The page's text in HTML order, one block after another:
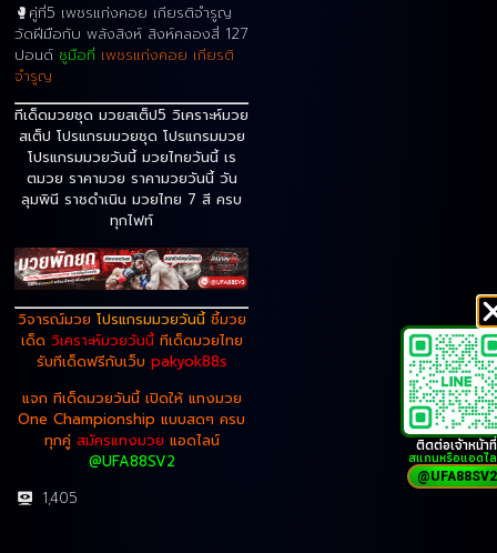
🥊คู่ที่5 เพชรแก่งคอย เกียรติจำรูญ
วัดฝีมือกับ พลังสิงห์ สิงห์คลองสี่ 127
ปอนด์ ชูมือที่ เพชรแก่งคอย เกียรติ
จำรูญ
ทีเด็ดมวยชุด มวยสเต็ป5 วิเคราะห์มวย
สเต็ป โปรแกรมมวยชุด โปรแกรมมวย
โปรแกรมมวยวันนี้ มวยไทยวันนี้ เร
ตมวย ราคามวย ราคามวยวันนี้ วัน
ลุมพินี ราชดำเนิน มวยไทย 7 สี ครบ
ทุกไฟท์
วิจารณ์มวย โปรแกรมมวยวันนี้ชี้มวย
เด็ด วิเคราะห์มวยวันนี้ทีเด็ดมวยไทย
รับทีเด็ดฟรีกับเว็บ pakyok88s
แจก ทีเด็ดมวยวันนี้ เปิดให้ แทงมวย
One Championship แบบสดๆ ครบ
ทุกคู่ สมัครแทงมวย แอดไลน์
@UFA88SV2
1,405
ติดต่อเจ้าหน้าที่
สแกนหรือแอดไ
@UFA88SV2